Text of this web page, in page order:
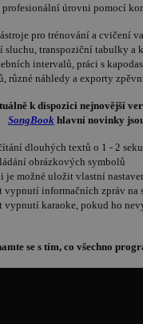
úrovni pomocí
pro trénování a cvičení
sluchu, transpoziční tabulky a
intervalů, práci s
různé náhledy a exporty
k dispozici nejnovější
SongBook hlavní novinky
dlouhých textů o 1 - 2
obrázkových symbolů
je možné uložit vlastní
vypnutí informačních zpráv na
vypnutí karaoke, pokud ho
se s tím, co všechno